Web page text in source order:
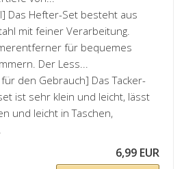
Das Hefter-Set besteht aus
mit feiner Verarbeitung.
für bequemes
Der Less...
den Gebrauch] Das Tacker-
ist sehr klein und leicht, lässt
und leicht in Taschen,
6,99 EUR